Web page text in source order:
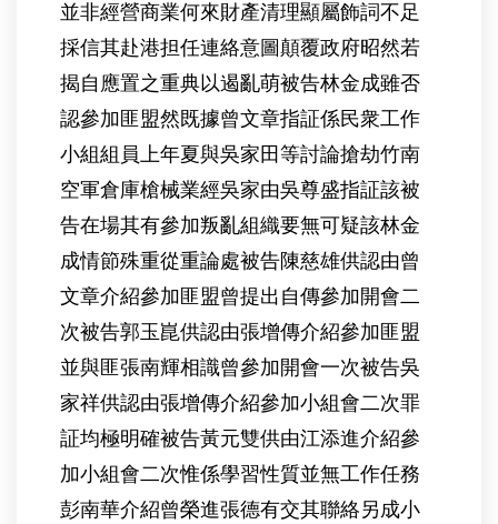
並非經營商業何來財產清理顯屬飾詞不足
採信其赴港担任連絡意圖顛覆政府昭然若
揭自應置之重典以遏亂萌被告林金成雖否
認參加匪盟然既據曾文章指証係民衆工作
小組組員上年夏與吳家田等討論搶劫竹南
空軍倉庫槍械業經吳家由吳尊盛指証該被
告在場其有參加叛亂組織要無可疑該林金
成情節殊重從重論處被告陳慈雄供認由曾
文章介紹參加匪盟曾提出自傳參加開會二
次被告郭玉崑供認由張增傳介紹參加匪盟
並與匪張南輝相識曾參加開會一次被告吳
家祥供認由張增傳介紹參加小組會二次罪
証均極明確被告黃元雙供由江添進介紹參
加小組會二次惟係學習性質並無工作任務
彭南華介紹曾榮進張德有交其聯絡另成小